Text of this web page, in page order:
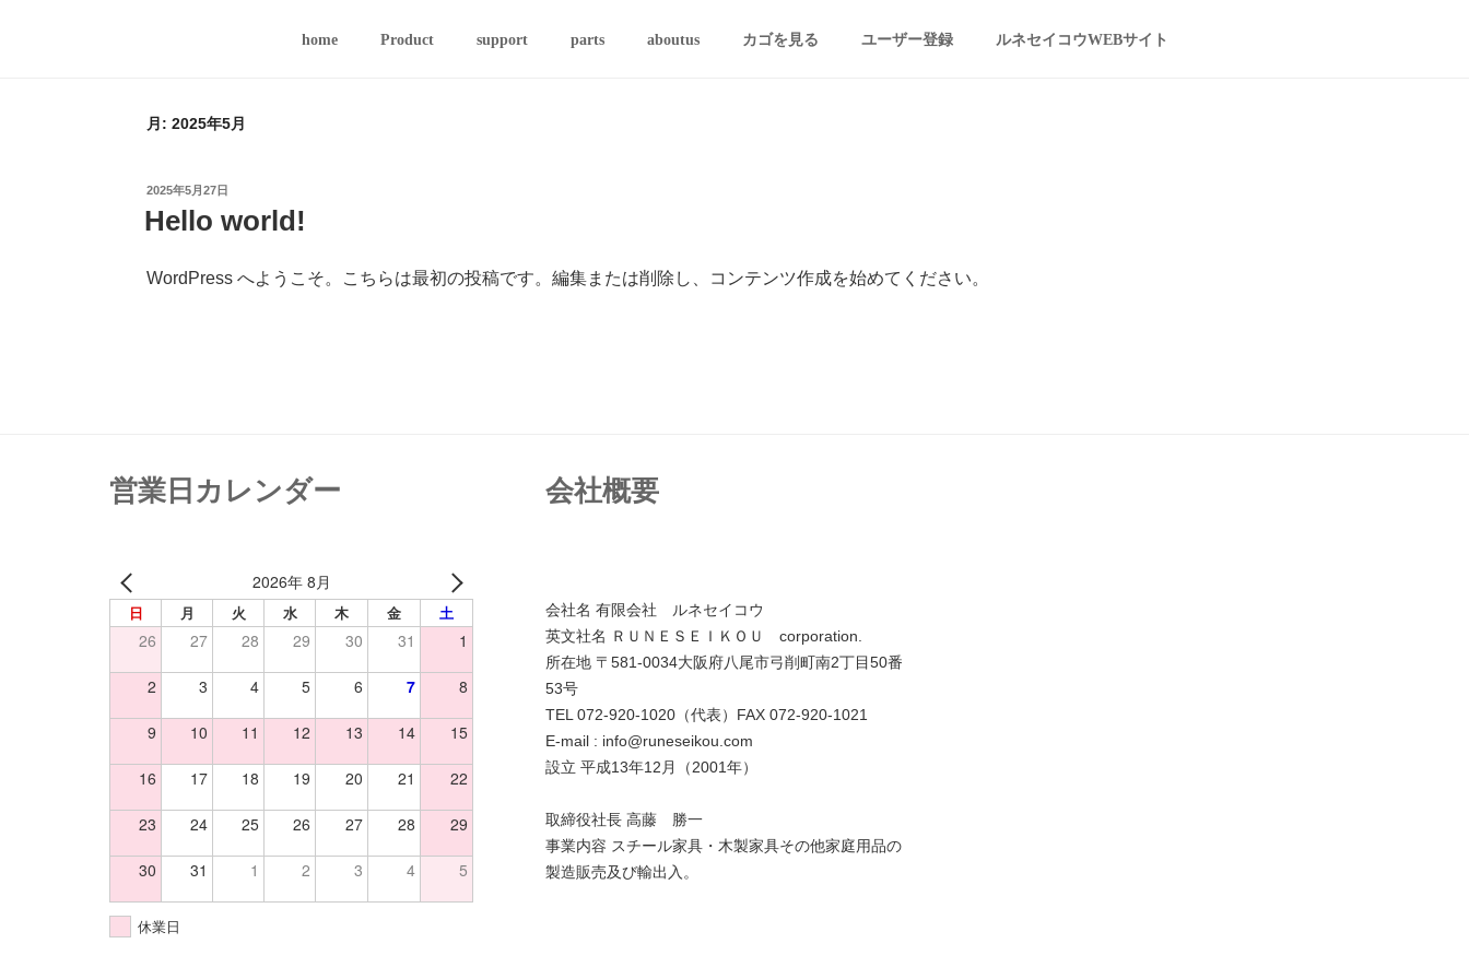
home Product support parts aboutus カゴを見る ユーザー登録 ルネセイコウWEBサイト
月:2025年5月
投
日:
2025年5月27日
Hello world!
WordPress へようこそ。こちらは最初の投稿です。編集または削除し、コンテンツ作成を始めてください。
営業日カレンダー
2026年 8月
日 月 火 水 木 金 土
26 27 28 29 30 31 1
2 3 4 5 6 7 8
9 10 11 12 13 14 15
16 17 18 19 20 21 22
23 24 25 26 27 28 29
30 31 1 2 3 4 5
休業日
会社概要
会社名 有限会社 ルネセイコウ
英文社名 ＲＵＮＥＳＥＩＫＯＵ corporation.
所在地 〒581-0034大阪府八尾市弓削町南2丁目50番
53号
TEL 072-920-1020（代表）FAX 072-920-1021
E-mail : info@runeseikou.com
設立 平成13年12月（2001年）
取締役社長 高藤 勝一
事業内容 スチール家具・木製家具その他家庭用品の
製造販売及び輸出入。